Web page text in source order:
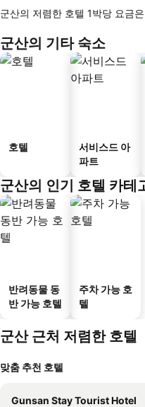
군산의 저렴한 호텔 1박당 요금은
군산의 기타 숙소
호텔
서비스드 아
파트
군산의 인기 호텔 카테
반려동물 동
반 가능 호텔
주차 가능 호
텔
군산 근처 저렴한 호텔
맞춤 추천 호텔
Gunsan Stay Tourist Hotel